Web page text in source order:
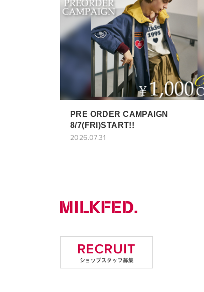
PRE ORDER CAMPAIGN
8/7(FRI)START!!
2026.07.31